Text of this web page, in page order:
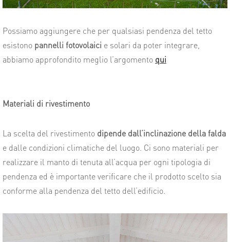
Possiamo aggiungere che per qualsiasi pendenza del tetto
esistono pannelli fotovolaici e solari da poter integrare,
abbiamo approfondito meglio l’argomento qui
Materiali di rivestimento
La scelta del rivestimento dipende dall’inclinazione della falda
e dalle condizioni climatiche del luogo. Ci sono materiali per
realizzare il manto di tenuta all’acqua per ogni tipologia di
pendenza ed è importante verificare che il prodotto scelto sia
conforme alla pendenza del tetto dell’edificio.